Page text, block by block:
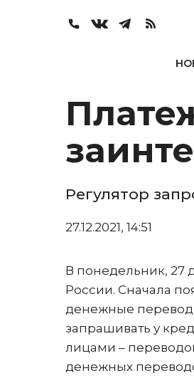
Регулятор
27.12.2021, 14:51
В понедельник, 27
России. Сначала
денежные
запрашивать у
лицами –
денежных